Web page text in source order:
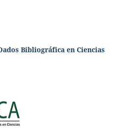
Bibliográfica en Ciencias